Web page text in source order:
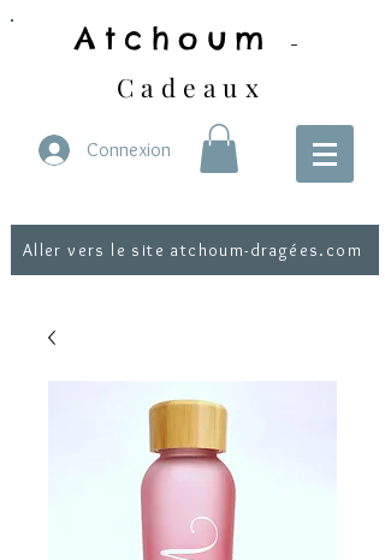
Atchoum -
Cadeaux
Connexion
Aller vers le site atchoum-dragées.com